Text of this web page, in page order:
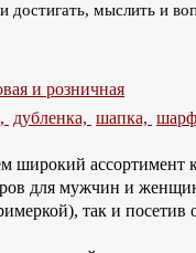
достигать, мыслить и
и розничная
дубленка, шапка,
широкий ассортимент
для мужчин и
так и